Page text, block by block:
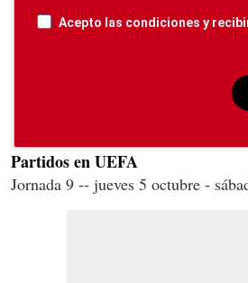
Acepto las condiciones y
Partidos en UEFA
Jornada 9 -- jueves 5 octubre -